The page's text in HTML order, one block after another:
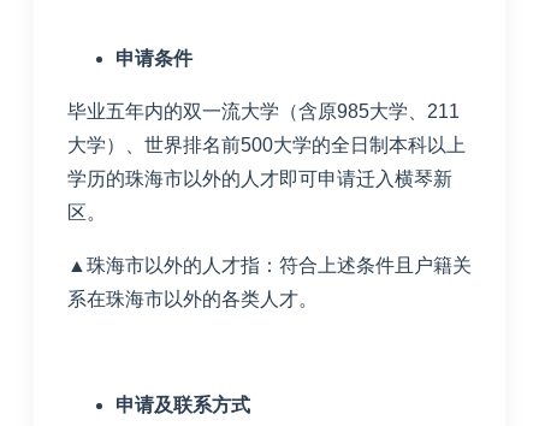
申请条件
毕业五年内的双一流大学（含原985大学、 211
大学）、世界排名前500大学的全日制本科以上
学历的珠海市以外的人才即可申请迁入横琴新
区。
▲珠海市以外的人才指：符合上述条件且户籍关
系在珠海市以外的各类人才。
申请及联系方式